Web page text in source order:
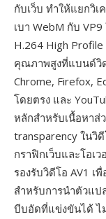
กับเว็บ ทำให้แยกวิเ
เบา WebM กับ
H.264 High Profile
คุณภาพสูงที่แบนด์วิด
Chrome, Firefox,
โดยตรง และ
หลักสำหรับเนื้อหาส่
transparency ในวิ
กราฟิกเว็บและโอเว
รองรับวิดีโอ AV1 เ
สำหรับการนำตัวแ
บีบอัดที่แข่งขันได้ ไ